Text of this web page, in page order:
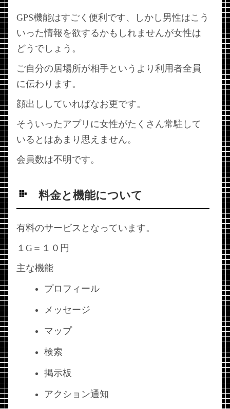
GPS機能はすごく便利です、しかし男性はこう
いった情報を欲するかもしれませんが女性は
どうでしょう。
ご自分の居場所が相手というより利用者全員
に伝わります。
顔出ししていればなお更です。
そういったアプリに女性がたくさん常駐して
いるとはあまり思えません。
会員数は不明です。
料金と機能について
有料のサービスとなっています。
１G＝１０円
主な機能
プロフィール
メッセージ
マップ
検索
掲示板
アクション通知